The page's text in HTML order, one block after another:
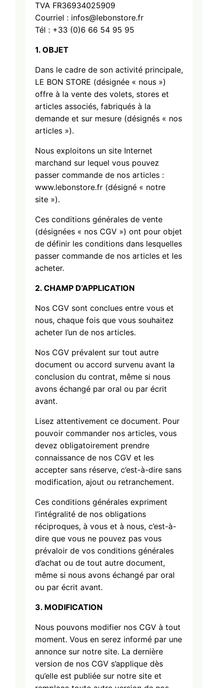
TVA FR36934025909
Courriel : infos@lebonstore.fr
Tél : +33 (0)6 66 54 95 95
1. OBJET
Dans le cadre de son activité principale,
LE BON STORE (désignée « nous »)
offre à la vente des volets, stores et
articles associés, fabriqués à la
demande et sur mesure (désignés « nos
articles »).
Nous exploitons un site Internet
marchand sur lequel vous pouvez
passer commande de nos articles :
www.lebonstore.fr (désigné « notre
site »).
Ces conditions générales de vente
(désignées « nos CGV ») ont pour objet
de définir les conditions dans lesquelles
passer commande de nos articles et les
acheter.
2. CHAMP D’APPLICATION
Nos CGV sont conclues entre vous et
nous, chaque fois que vous souhaitez
acheter l’un de nos articles.
Nos CGV prévalent sur tout autre
document ou accord survenu avant la
conclusion du contrat, même si nous
avons échangé par oral ou par écrit
avant.
Lisez attentivement ce document. Pour
pouvoir commander nos articles, vous
devez obligatoirement prendre
connaissance de nos CGV et les
accepter sans réserve, c’est-à-dire sans
modification, ajout ou retranchement.
Ces conditions générales expriment
l’intégralité de nos obligations
réciproques, à vous et à nous, c’est-à-
dire que vous ne pouvez pas vous
prévaloir de vos conditions générales
d’achat ou de tout autre document,
même si nous avons échangé par oral
ou par écrit avant.
3. MODIFICATION
Nous pouvons modifier nos CGV à tout
moment. Vous en serez informé par une
annonce sur notre site. La dernière
version de nos CGV s’applique dès
qu’elle est publiée sur notre site et